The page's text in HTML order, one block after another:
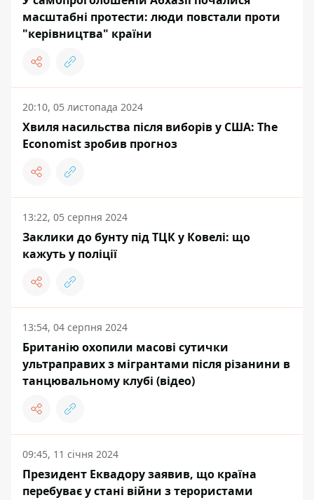
масштабні протести: люди повстали проти
"керівництва" країни
20:10, 05 листопада 2024
Хвиля насильства після виборів у США: The
Economist зробив прогноз
13:22, 05 серпня 2024
Заклики до бунту під ТЦК у Ковелі: що
кажуть у поліції
13:54, 04 серпня 2024
Британію охопили масові сутички
ультраправих з мігрантами після різанини в
танцювальному клубі (відео)
09:45, 11 січня 2024
Президент Еквадору заявив, що країна
перебуває у стані війни з терористами